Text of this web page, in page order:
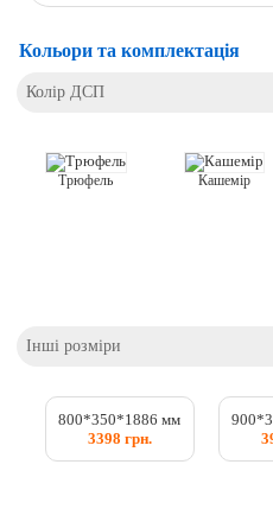
Кольори та комплектація
Колір ДСП
Трюфель Кашемір
Інші розміри
800*350*1886 мм
3398 грн.